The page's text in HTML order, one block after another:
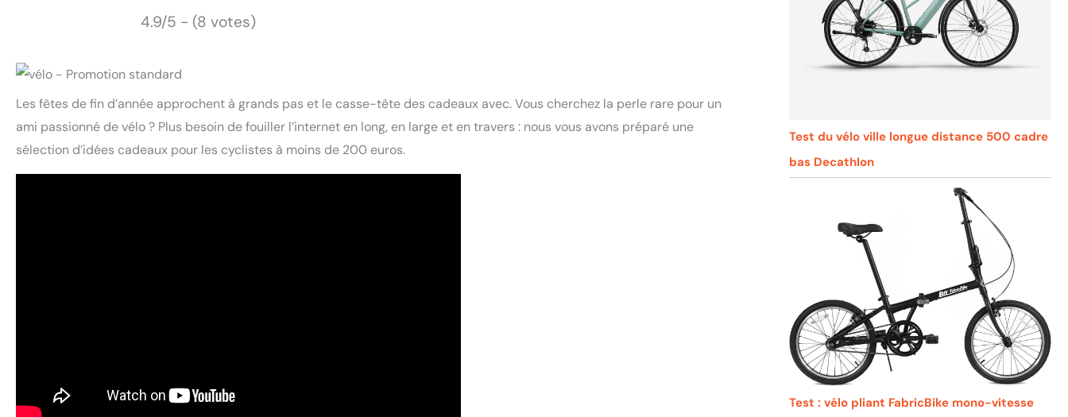
4.9/5 - (8 votes)
Les fêtes de fin d’année approchent à grands pas et le casse-tête des cadeaux avec. Vous cherchez la perle rare pour un
ami passionné de vélo ? Plus besoin de fouiller l’internet en long, en large et en travers : nous vous avons préparé une
sélection d’idées cadeaux pour les cyclistes à moins de 200 euros.
Test du vélo ville longue distance 500 cadre
bas Decathlon
Test : vélo pliant FabricBike mono-vitesse